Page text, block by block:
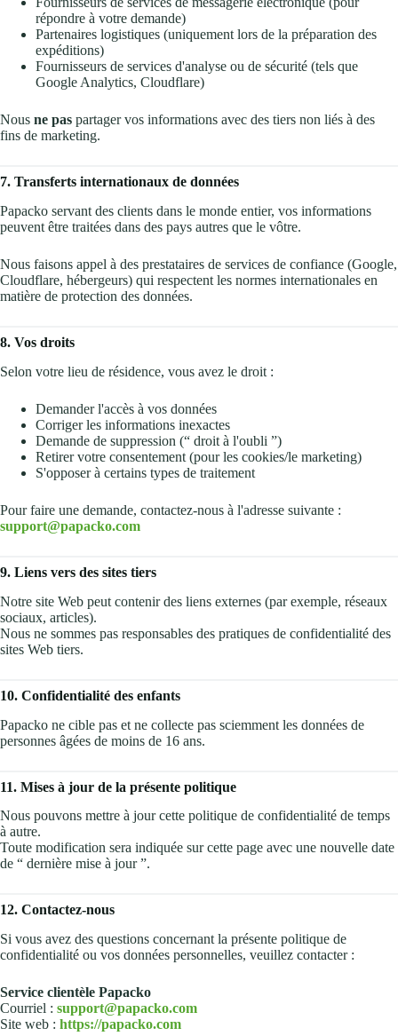
répondre à votre demande)
Partenaires logistiques (uniquement lors de la préparation des
expéditions)
Fournisseurs de services d'analyse ou de sécurité (tels que
Google Analytics, Cloudflare)
Nous ne pas partager vos informations avec des tiers non liés à des
fins de marketing.
7. Transferts internationaux de données
Papacko servant des clients dans le monde entier, vos informations
peuvent être traitées dans des pays autres que le vôtre.
Nous faisons appel à des prestataires de services de confiance (Google,
Cloudflare, hébergeurs) qui respectent les normes internationales en
matière de protection des données.
8. Vos droits
Selon votre lieu de résidence, vous avez le droit :
Demander l'accès à vos données
Corriger les informations inexactes
Demande de suppression (“ droit à l'oubli ”)
Retirer votre consentement (pour les cookies/le marketing)
S'opposer à certains types de traitement
Pour faire une demande, contactez-nous à l'adresse suivante :
support@papacko.com
9. Liens vers des sites tiers
Notre site Web peut contenir des liens externes (par exemple, réseaux
sociaux, articles).
Nous ne sommes pas responsables des pratiques de confidentialité des
sites Web tiers.
10. Confidentialité des enfants
Papacko ne cible pas et ne collecte pas sciemment les données de
personnes âgées de moins de 16 ans.
11. Mises à jour de la présente politique
Nous pouvons mettre à jour cette politique de confidentialité de temps
à autre.
Toute modification sera indiquée sur cette page avec une nouvelle date
de “ dernière mise à jour ”.
12. Contactez-nous
Si vous avez des questions concernant la présente politique de
confidentialité ou vos données personnelles, veuillez contacter :
Service clientèle Papacko
Courriel : support@papacko.com
Site web : https://papacko.com